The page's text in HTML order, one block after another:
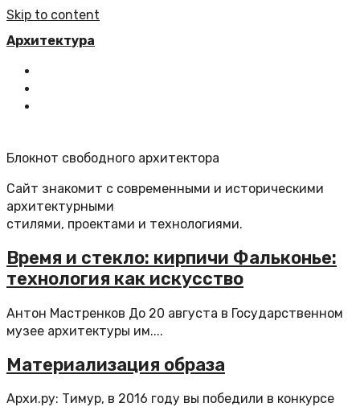
Skip to content
Архитектура
Блокнот свободного архитектора
Сайт знакомит с современными и историческими
архитектурными
стилями, проектами и технологиями.
Время и стекло: кирпичи Фальконье:
технология как искусство
Антон Мастренков До 20 августа в Государственном
музее архитектуры им....
Материализация образа
Архи.ру: Тимур, в 2016 году вы победили в конкурсе